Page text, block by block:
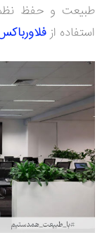
طبیعت و حفظ نظم
استفاده از